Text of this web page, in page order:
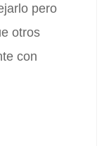
pero
otros
con